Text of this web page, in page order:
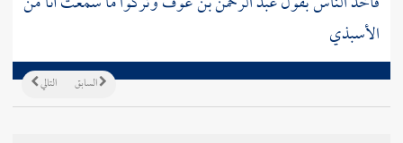
الأسبذي
التالي السابق